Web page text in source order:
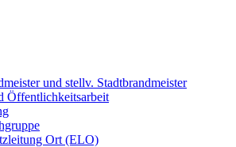
und stellv. Stadtbrandmeister
Öffentlichkeitsarbeit
Ort (ELO)